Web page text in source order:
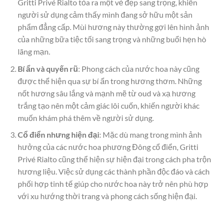
Gritti Privé Rialto tỏa ra một vẻ đẹp sang trọng, khiến
người sử dụng cảm thấy mình đang sở hữu một sản
phẩm đẳng cấp. Mùi hương này thường gợi lên hình ảnh
của những bữa tiệc tối sang trọng và những buổi hẹn hò
lãng mạn.
Bí ẩn và quyến rũ: Phong cách của nước hoa này cũng
được thể hiện qua sự bí ẩn trong hương thơm. Những
nốt hương sâu lắng và mạnh mẽ từ oud và xạ hương
trắng tạo nên một cảm giác lôi cuốn, khiến người khác
muốn khám phá thêm về người sử dụng.
Cổ điển nhưng hiện đại: Mặc dù mang trong mình ảnh
hưởng của các nước hoa phương Đông cổ điển, Gritti
Privé Rialto cũng thể hiện sự hiện đại trong cách pha trộn
hương liệu. Việc sử dụng các thành phần độc đáo và cách
phối hợp tinh tế giúp cho nước hoa này trở nên phù hợp
với xu hướng thời trang và phong cách sống hiện đại.